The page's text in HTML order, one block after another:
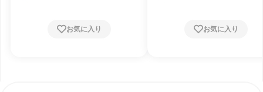
お気に入り お気に入り